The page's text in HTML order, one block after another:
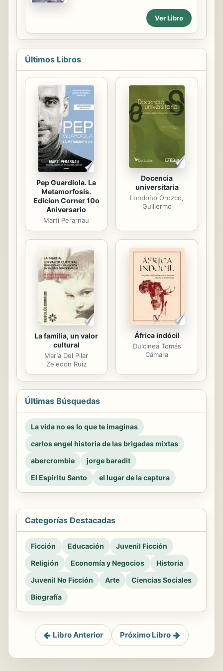
llevará a recorrer América del Norte,
hasta llegar a los límites del círculo
polar ártico; mas el viaje de Buck es
también espiritual: cuando es
cómoda y civilizada vida, Buck se
resiste, pero a medida que el clima,
el trato humano y el contexto se van
volviendo más agrestes, volverá al
espíritu de la manada a través de la
llamada a lo primitivo que resuena en
sus instintos: la llamada de lo salvaje.
Nueva...
Ver Libro
Últimos Libros
Pep Guardiola. La
Metamorfosis.
Edicion Corner 10o
Aniversario
Marti Perarnau
Docencia
universitaria
Londoño Orozco,
Guillermo
La familia, un valor
cultural
María Del Pilar
Zeledón Ruiz
África indócil
Dulcinea Tomás
Cámara
Últimas Búsquedas
La vida no es lo que te imaginas
carlos engel historia de las brigadas mixtas
abercrombie
jorge baradit
El Espiritu Santo
el lugar de la captura
Categorías Destacadas
Ficción Educación
Juvenil Ficción
Religión
Economía y Negocios
Historia
Juvenil No Ficción
Arte
Ciencias Sociales
Biografía
Libro Anterior Próximo Libro